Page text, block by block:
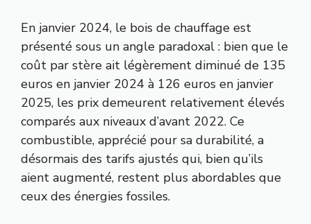
En janvier 2024, le bois de chauffage est
présenté sous un angle paradoxal : bien que le
coût par stère ait légèrement diminué de 135
euros en janvier 2024 à 126 euros en janvier
2025, les prix demeurent relativement élevés
comparés aux niveaux d’avant 2022. Ce
combustible, apprécié pour sa durabilité, a
désormais des tarifs ajustés qui, bien qu’ils
aient augmenté, restent plus abordables que
ceux des énergies fossiles.